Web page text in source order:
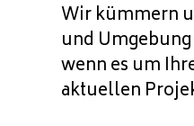
Wir kümmern
und Umgebung
wenn es um
aktuellen